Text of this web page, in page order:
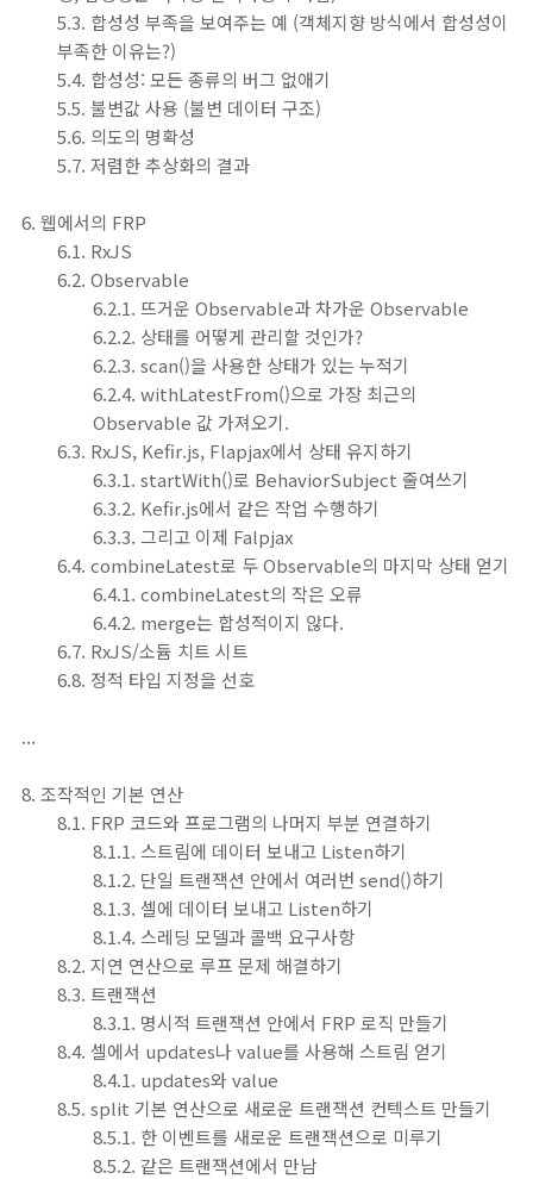
5.3. 합성성 부족을 보여주는 예 (객체지향 방식에서 합성성이
부족한 이유는?)
5.4. 합성성: 모든 종류의 버그 없애기
5.5. 불변값 사용 (불변 데이터 구조)
5.6. 의도의 명확성
5.7. 저렴한 추상화의 결과
6. 웹에서의 FRP
6.1. RxJS
6.2. Observable
6.2.1. 뜨거운 Observable과 차가운 Observable
6.2.2. 상태를 어떻게 관리할 것인가?
6.2.3. scan()을 사용한 상태가 있는 누적기
6.2.4. withLatestFrom()으로 가장 최근의
Observable 값 가져오기.
6.3. RxJS, Kefir.js, Flapjax에서 상태 유지하기
6.3.1. startWith()로 BehaviorSubject 줄여쓰기
6.3.2. Kefir.js에서 같은 작업 수행하기
6.3.3. 그리고 이제 Falpjax
6.4. combineLatest로 두 Observable의 마지막 상태 얻기
6.4.1. combineLatest의 작은 오류
6.4.2. merge는 합성적이지 않다.
6.7. RxJS/소듐 치트 시트
6.8. 정적 타입 지정을 선호
...
8. 조작적인 기본 연산
8.1. FRP 코드와 프로그램의 나머지 부분 연결하기
8.1.1. 스트림에 데이터 보내고 Listen하기
8.1.2. 단일 트랜잭션 안에서 여러번 send()하기
8.1.3. 셀에 데이터 보내고 Listen하기
8.1.4. 스레딩 모델과 콜백 요구사항
8.2. 지연 연산으로 루프 문제 해결하기
8.3. 트랜잭션
8.3.1. 명시적 트랜잭션 안에서 FRP 로직 만들기
8.4. 셀에서 updates나 value를 사용해 스트림 얻기
8.4.1. updates와 value
8.5. split 기본 연산으로 새로운 트랜잭션 컨텍스트 만들기
8.5.1. 한 이벤트를 새로운 트랜잭션으로 미루기
8.5.2. 같은 트랜잭션에서 만남